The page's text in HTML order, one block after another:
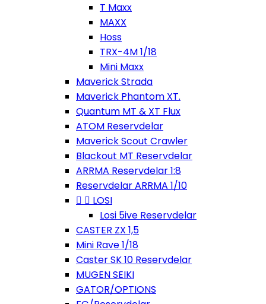
T Maxx
MAXX
Hoss
TRX-4M 1/18
Mini Maxx
Maverick Strada
Maverick Phantom XT.
Quantum MT & XT Flux
ATOM Reservdelar
Maverick Scout Crawler
Blackout MT Reservdelar
ARRMA Reservdelar 1:8
Reservdelar ARRMA 1/10
  LOSI
Losi 5ive Reservdelar
CASTER ZX 1,5
Mini Rave 1/18
Caster SK 10 Reservdelar
MUGEN SEIKI
GATOR/OPTIONS